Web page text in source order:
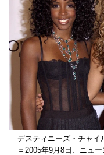
デスティニーズ・チャイ
＝2005年9月8日、ニュ